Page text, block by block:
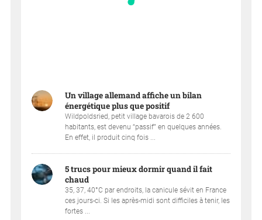
Un village allemand affiche un bilan
énergétique plus que positif
Wildpoldsried, petit village bavarois de 2 600
habitants, est devenu “passif” en quelques années.
En effet, il produit cinq fois ...
5 trucs pour mieux dormir quand il fait
chaud
35, 37, 40°C par endroits, la canicule sévit en France
ces jours-ci. Si les après-midi sont difficiles à tenir, les
fortes ...